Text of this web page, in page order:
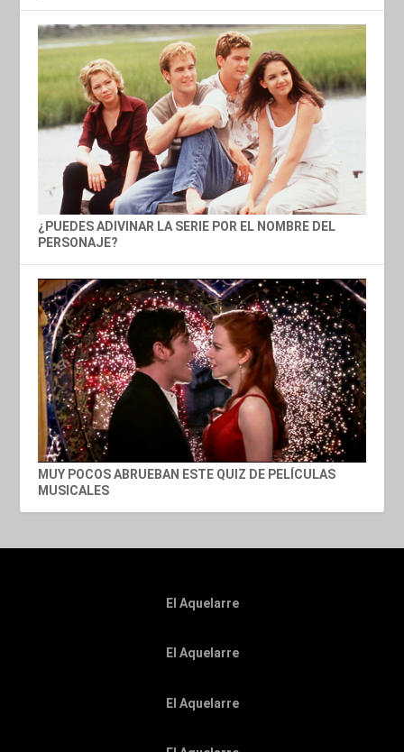
¿PUEDES ADIVINAR LA SERIE POR EL NOMBRE DEL
PERSONAJE?
MUY POCOS ABRUEBAN ESTE QUIZ DE PELÍCULAS
MUSICALES
El Aquelarre
El Aquelarre
El Aquelarre